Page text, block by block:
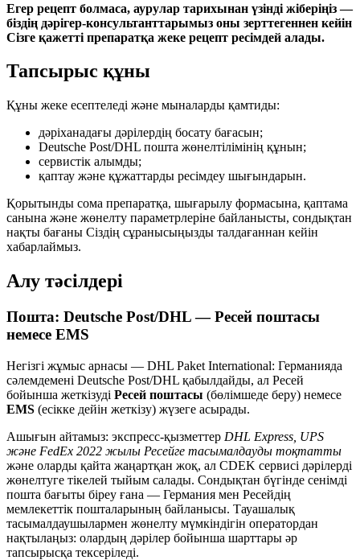
Егер рецепт болмаса, аурулар тарихынан үзінді жіберіңіз —
біздің дәрігер-консультанттарымыз оны зерттегеннен кейін
Сізге қажетті препаратқа жеке рецепт ресімдей алады.
Тапсырыс құны
Құны жеке есептеледі және мыналарды қамтиды:
дәріханадағы дәрілердің босату бағасын;
Deutsche Post/DHL пошта жөнелтілімінің құнын;
сервистік алымды;
қаптау және құжаттарды ресімдеу шығындарын.
Қорытынды сома препаратқа, шығарылу формасына, қаптама
санына және жөнелту параметрлеріне байланысты, сондықтан
нақты бағаны Сіздің сұранысыңызды талдағаннан кейін
хабарлаймыз.
Алу тәсілдері
Пошта: Deutsche Post/DHL — Ресей поштасы
немесе EMS
Негізгі жұмыс арнасы — DHL Paket International: Германияда
сәлемдемені Deutsche Post/DHL қабылдайды, ал Ресей
бойынша жеткізуді Ресей поштасы (бөлімшеде беру) немесе
EMS (есікке дейін жеткізу) жүзеге асырады.
Ашығын айтамыз: экспресс-қызметтер DHL Express, UPS
және FedEx 2022 жылы Ресейге тасымалдауды тоқтатты
және оларды қайта жаңартқан жоқ, ал CDEK сервисі дәрілерді
жөнелтуге тікелей тыйым салады. Сондықтан бүгінде сенімді
пошта бағыты біреу ғана — Германия мен Ресейдің
мемлекеттік пошталарының байланысы. Тауашалық
тасымалдаушылармен жөнелту мүмкіндігін оператордан
нақтылаңыз: олардың дәрілер бойынша шарттары әр
тапсырысқа тексеріледі.